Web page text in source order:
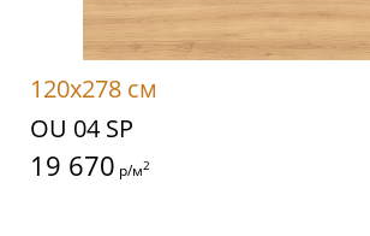
120x278 см
OU 04 SP
19 670 р/м2